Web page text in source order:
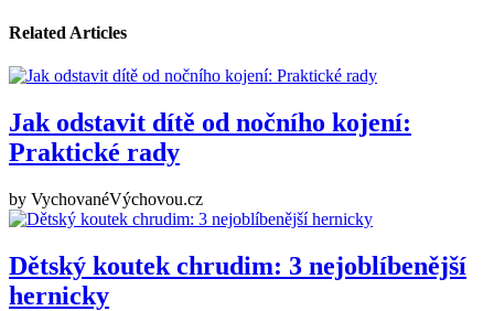
Related Articles
Jak odstavit dítě od nočního kojení:
Praktické rady
by VychovanéVýchovou.cz
Dětský koutek chrudim: 3 nejoblíbenější
hernicky